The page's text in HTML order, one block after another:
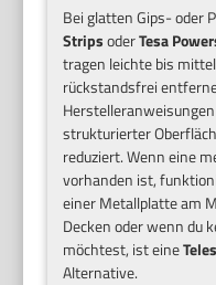
Bei glatten Gips- oder
StripsoderTesa
tragen leichte bis
rückstandsfrei
strukturierter
reduziert. Wenn eine
vorhanden ist,
einer Metallplatte am
Decken oder wenn du
möchtest, ist eine
Alternative.